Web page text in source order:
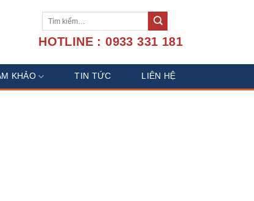
Tìm
HOTLINE : 0933 331 181
KHẢO TIN TỨC LIÊN HỆ